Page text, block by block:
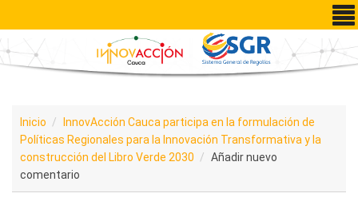
Pasar al contenido principal
Inicio
InnovAcción Cauca participa en la formulación de
Políticas Regionales para la Innovación Transformativa y la
construcción del Libro Verde 2030
Añadir nuevo
comentario